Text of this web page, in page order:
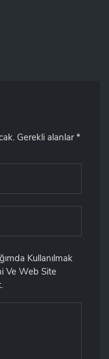
Gerekli alanlar*
Kullanılmak
Ve Web Site